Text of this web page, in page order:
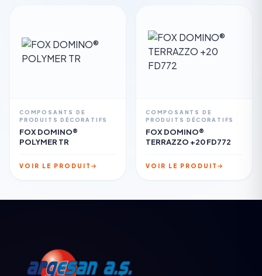
COMPOSANTS DE
PRODUITS DÉCORATIFS
FOX DOMINO®
POLYMER TR
VOIR LE PRODUIT
COMPOSANTS DE
PRODUITS DÉCORATIFS
FOX DOMINO®
TERRAZZO +20 FD772
VOIR LE PRODUIT